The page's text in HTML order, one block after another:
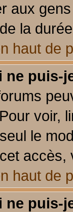
aux
la
haut de
ne puis-
voir,
le
accès,
haut de
ne puis-